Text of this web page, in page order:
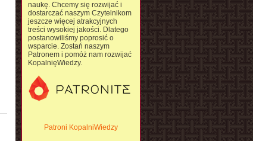
naukę. Chcemy się rozwijać i
dostarczać naszym Czytelnikom
jeszcze więcej atrakcyjnych
treści wysokiej jakości. Dlatego
postanowiliśmy poprosić o
wsparcie. Zostań naszym
Patronem i pomóż nam rozwijać
KopalnięWiedzy.
Patroni KopalniWiedzy